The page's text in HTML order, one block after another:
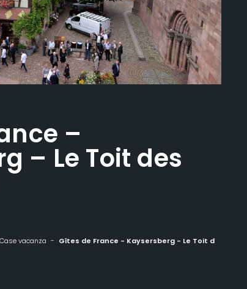
–
– Le Toit des
Case vacanza Gîtes de France - Kaysersberg - Le Toit des Tonneliers